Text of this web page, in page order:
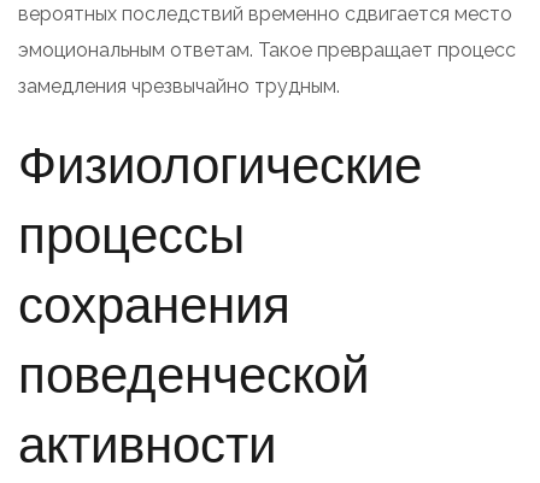
вероятных последствий временно сдвигается место
эмоциональным ответам. Такое превращает процесс
замедления чрезвычайно трудным.
Физиологические
процессы
сохранения
поведенческой
активности